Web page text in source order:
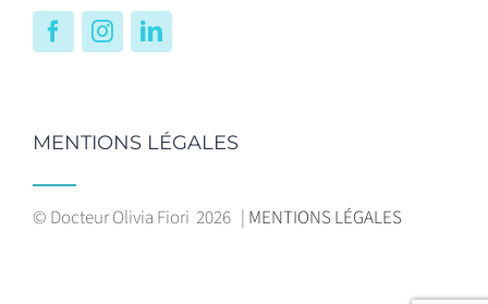
FacebookInstagramLinkedIn
MENTIONS LÉGALES
© Docteur Olivia Fiori 2026 | MENTIONS LÉGALES